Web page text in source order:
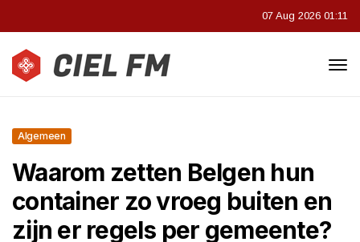
07 Aug 2026 01:11
Algemeen
Waarom zetten Belgen hun
container zo vroeg buiten en
zijn er regels per gemeente?